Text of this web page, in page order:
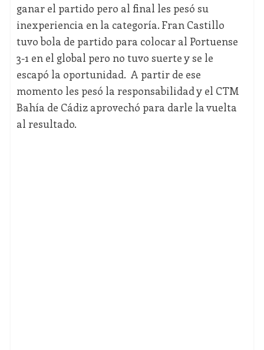
ganar el partido pero al final les pesó su
inexperiencia en la categoría. Fran Castillo
tuvo bola de partido para colocar al Portuense
3-1 en el global pero no tuvo suerte y se le
escapó la oportunidad. A partir de ese
momento les pesó la responsabilidad y el CTM
Bahía de Cádiz aprovechó para darle la vuelta
al resultado.